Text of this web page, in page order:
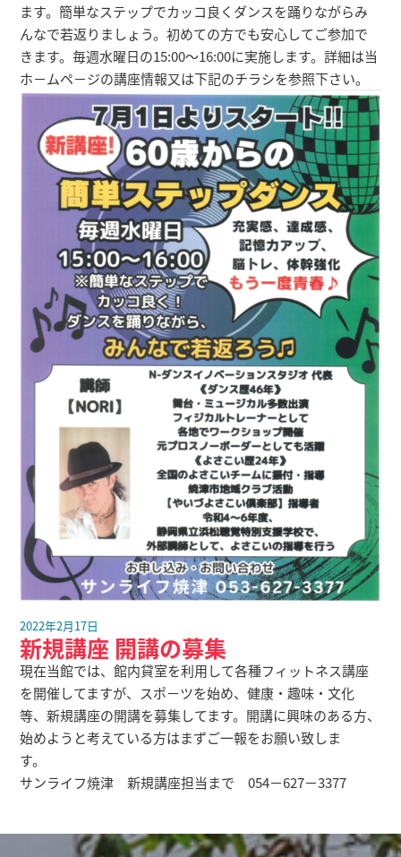
ます。簡単なステップでカッコ良くダンスを踊りながらみ
んなで若返りましょう。初めての方でも安心してご参加で
きます。毎週水曜日の15:00～16:00に実施します。詳細は当
ホ－ムペ－ジの講座情報又は下記のチラシを参照下さい。
2022年2月17日
新規講座 開講の募集
現在当館では、館内貸室を利用して各種フィットネス講座
を開催してますが、スポ－ツを始め、健康・趣味・文化
等、新規講座の開講を募集してます。開講に興味のある方、
始めようと考えている方はまずご一報をお願い致しま
す。
サンライフ焼津 新規講座担当まで 054－627－3377